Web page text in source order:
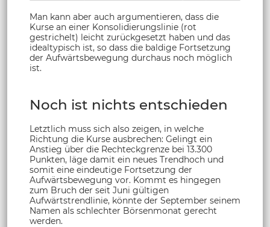
Man kann aber auch argumentieren, dass die
Kurse an einer Konsolidierungslinie (rot
gestrichelt) leicht zurückgesetzt haben und das
idealtypisch ist, so dass die baldige Fortsetzung
der Aufwärtsbewegung durchaus noch möglich
ist.
Noch ist nichts entschieden
Letztlich muss sich also zeigen, in welche
Richtung die Kurse ausbrechen: Gelingt ein
Anstieg über die Rechteckgrenze bei 13.300
Punkten, läge damit ein neues Trendhoch und
somit eine eindeutige Fortsetzung der
Aufwärtsbewegung vor. Kommt es hingegen
zum Bruch der seit Juni gültigen
Aufwärtstrendlinie, könnte der September seinem
Namen als schlechter Börsenmonat gerecht
werden.